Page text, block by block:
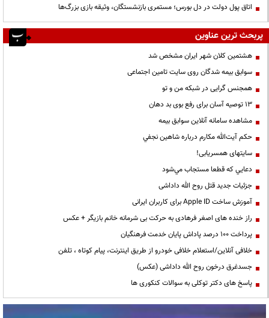
اتاق پول دولت در دل بورس؛ مستمری بازنشستگان، وثیقه بازی بزرگ‌ها
پربحث ترین عناوین
هشتمین کلان شهر ایران مشخص شد
سوابق بیمه شدگان روی سایت تامین اجتماعی
همجنس گرایی در شبکه من و تو
13 توصیه آسان برای رفع بوی بد دهان
مشاهده سامانه آنلاين سوابق بیمه
حكم آيت‌الله مكارم درباره شاهين نجفي
سایتهای همسریابی!
دعايي كه قطعا مستجاب مي‌شود
جزئیات جدید قتل روح الله داداشی
آموزش ساخت Apple ID برای کاربران ایرانی
راز خنده های اصغر فرهادی به حرکت بی شرمانه خانم بازیگر + عکس
پرداخت ۱۰۰ درصد پاداش پایان خدمت فرهنگیان
خلافی آنلاین/استعلام خلافی خودرو از طریق اینترنت، پیام کوتاه ، تلفن
جسدغرق درخون روح الله داداشی (عکس)
پاسخ های دکتر توکلی به سوالات کنکوری ها